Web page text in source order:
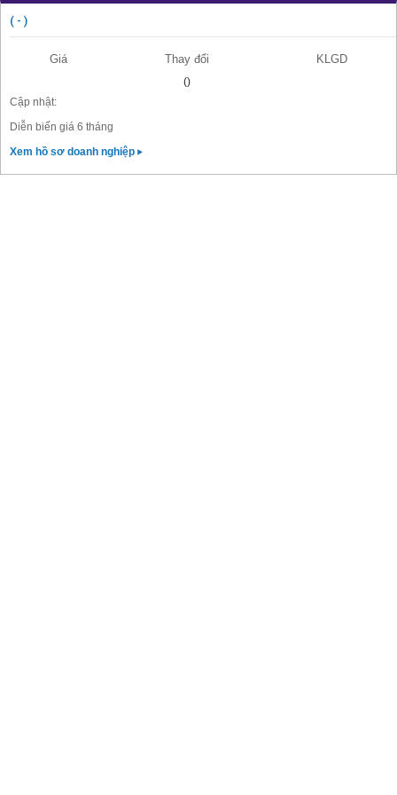
( - )
Giá Thay đổi KLGD
()
Cập nhật:
Diễn biến giá 6 tháng
Xem hồ sơ doanh nghiệp